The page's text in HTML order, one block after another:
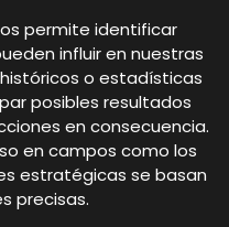
permite identificar
influir en nuestras
o estadísticas
posibles resultados
en consecuencia.
en campos como los
estratégicas se basan
precisas.